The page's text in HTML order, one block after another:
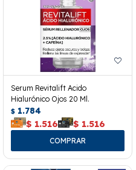
Serum Revitalift Acido
Hialurónico Ojos 20 Ml.
$ 1.784
$ 1.516 $ 1.516